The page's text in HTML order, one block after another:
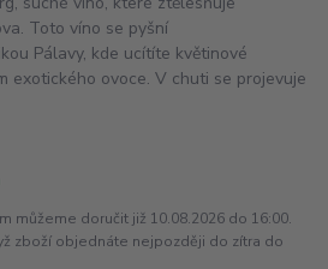
Toto víno se pyšní
Pálavy, kde ucítíte květinové
exotického ovoce. V chuti se projevuje
můžeme doručit již 10.08.2026 do 16:00.
zboží objednáte nejpozději do zítra do